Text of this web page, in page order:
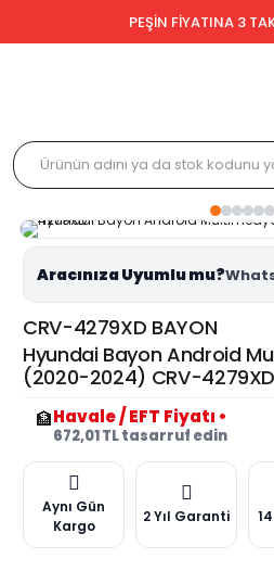
PEŞİN FİYATINA 3
Aracınıza Uyumlu mu?
CRV-4279XD BAYON
Hyundai Bayon Android
(2020-2024) CRV-4279XD
🏦Havale / EFT Fiyatı •
672,01 TL tasarruf edin
Aynı Gün
Kargo
2 Yıl Garanti